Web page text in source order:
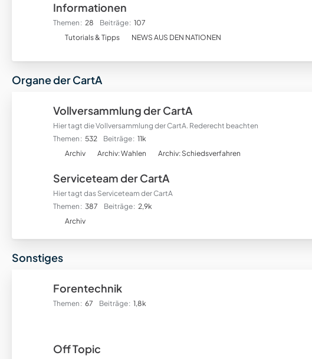
r
e
Informationen
Themen 28 Beiträge 107
t
e
o
r
e
Tutorials & Tipps NEWS AUS DEN NATIONEN
Organe der CartA
Vollversammlung der CartA
Hier tagt die Vollversammlung der CartA. Rederecht beachten
Themen
532 Beiträge 11k
t
e
r
e
Archiv Archiv: Wahlen Archiv: Schiedsverfahren
Serviceteam der CartA
Hier tagt das Serviceteam der CartA
Themen
387 Beiträge 2,9k
e
f
o
Archiv
Sonstiges
Forentechnik
Themen 67 Beiträge 1,8k
Off Topic